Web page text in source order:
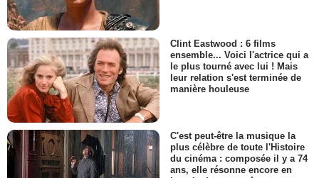
Clint Eastwood : 6 films
ensemble... Voici l'actrice qui a
le plus tourné avec lui ! Mais
leur relation s'est terminée de
manière houleuse
C'est peut-être la musique la
plus célèbre de toute l'Histoire
du cinéma : composée il y a 74
ans, elle résonne encore en